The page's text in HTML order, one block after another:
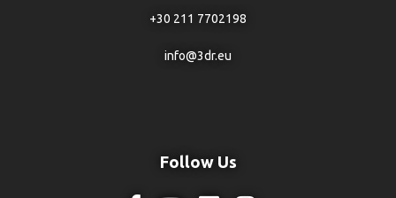
+30 211 7702198
info@3dr.eu
Follow Us